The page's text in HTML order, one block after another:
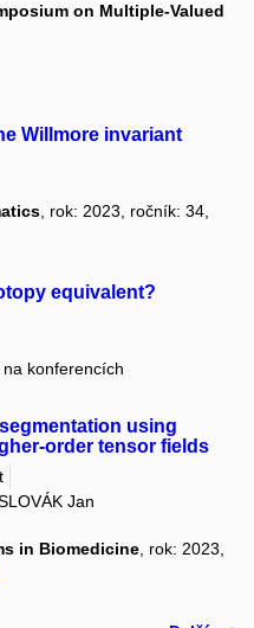
on Multiple-Valued
Willmore invariant
, rok: 2023, ročník: 34,
equivalent?
konferencích
using
order tensor fields
Jan
in Biomedicine , rok: 2023,